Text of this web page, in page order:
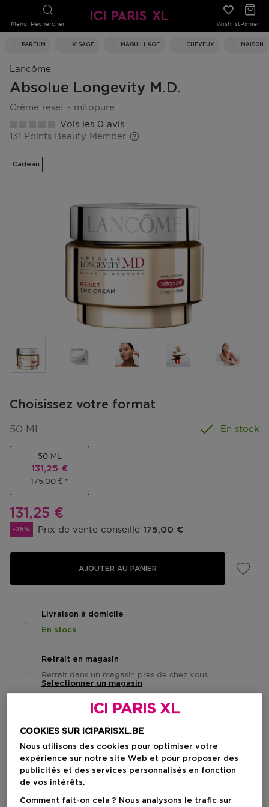
Rechercher WishlistPanier
PARFUM VISAGE MAQUILLAGE CHEVEUX MAISON
Menu
Lancôme
Absolue Longevity M.d.
crème reset - mitopure
Vois les 0 avis
131 Points Beauty Member
Cadeau
Choisissez votre format
50 ML En stock
50 ML
Prix promotionnel
131,25 €
175,00 €
Prix promotionnel
131,25 €
-25% Prix de vente conseillé 175,00 €
AJOUTER AU PANIER
Livraison à domicile
En stock -
Retrait en magasin
Retrait dans un magasin près de chez vous.
Selectionner un magasin
Brève description
Texture Crème
Type de peau Tous les types de peau
Recevez un(e) coffret de beauté
ICI PARIS XL
COOKIES SUR ICIPARISXL.BE
Nous utilisons des cookies pour optimiser votre
expérience sur notre site Web et pour proposer des
publicités et des services personnalisés en fonction
de vos intérêts.
Comment fait-on cela ? Nous analysons le trafic sur